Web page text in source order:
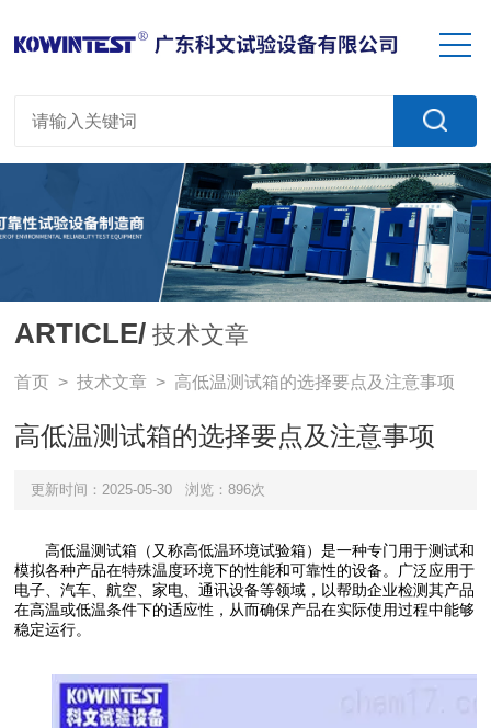
ARTICLE/ 技术文章
首页 >技术文章 > 高低温测试箱的选择要点及注意事项
高低温测试箱的选择要点及注意事项
更新时间：2025-05-30 浏览：896次
高低温测试箱（又称高低温环境试验箱）是一种专门用于测试和
模拟各种产品在特殊温度环境下的性能和可靠性的设备。广泛应用于
电子、汽车、航空、家电、通讯设备等领域，以帮助企业检测其产品
在高温或低温条件下的适应性，从而确保产品在实际使用过程中能够
稳定运行。